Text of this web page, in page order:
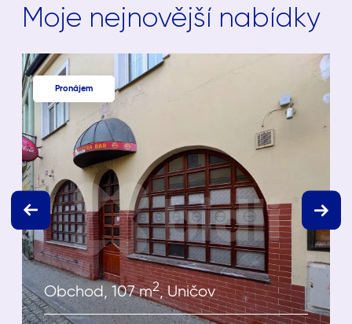
Moje nejnovější nabídky
Obchod, 107 m2, Uničov